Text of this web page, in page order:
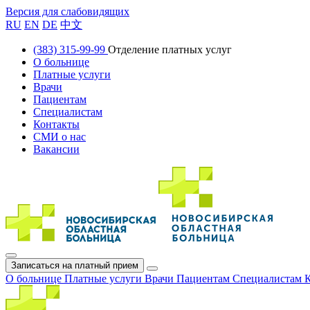
Версия для слабовидящих
RU EN DE 中文
(383) 315-99-99 Отделение платных услуг
О больнице
Платные услуги
Врачи
Пациентам
Специалистам
Контакты
СМИ о нас
Вакансии
Записаться на платный прием
О больнице Платные услуги Врачи Пациентам Специалистам